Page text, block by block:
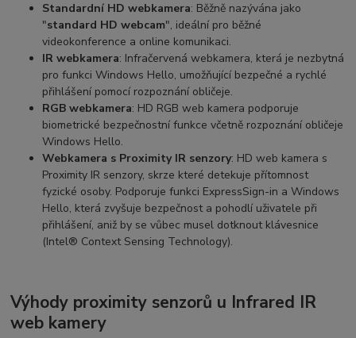
Standardní HD webkamera: Běžně nazývána jako
"standard HD webcam", ideální pro běžné
videokonference a online komunikaci.
IR webkamera: Infračervená webkamera, která je nezbytná
pro funkci Windows Hello, umožňující bezpečné a rychlé
přihlášení pomocí rozpoznání obličeje.
RGB webkamera: HD RGB web kamera podporuje
biometrické bezpečnostní funkce včetně rozpoznání obličeje
Windows Hello.
Webkamera s Proximity IR senzory: HD web kamera s
Proximity IR senzory, skrze které detekuje přítomnost
fyzické osoby. Podporuje funkci ExpressSign-in a Windows
Hello, která zvyšuje bezpečnost a pohodlí uživatele při
přihlášení, aniž by se vůbec musel dotknout klávesnice
(Intel® Context Sensing Technology).
Výhody proximity senzorů u Infrared IR
web kamery